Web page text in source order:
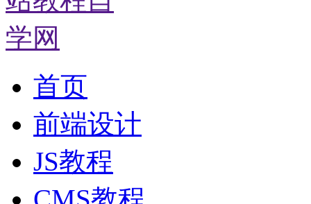
首页
前端设计
JS教程